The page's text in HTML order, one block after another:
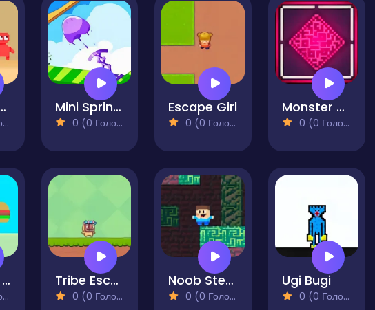
is life Mini Springs
0 (0 Голосів)
Escape Girl
0 (0 Голосів)
Monster Machine
0 (0 Голосів)
Impostor Crab Tribe Escape
0 (0 Голосів)
Noob Steve Dark
0 (0 Голосів)
Ugi Bugi
0 (0 Голосів)